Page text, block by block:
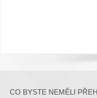
CO BYSTE NEMĚLI